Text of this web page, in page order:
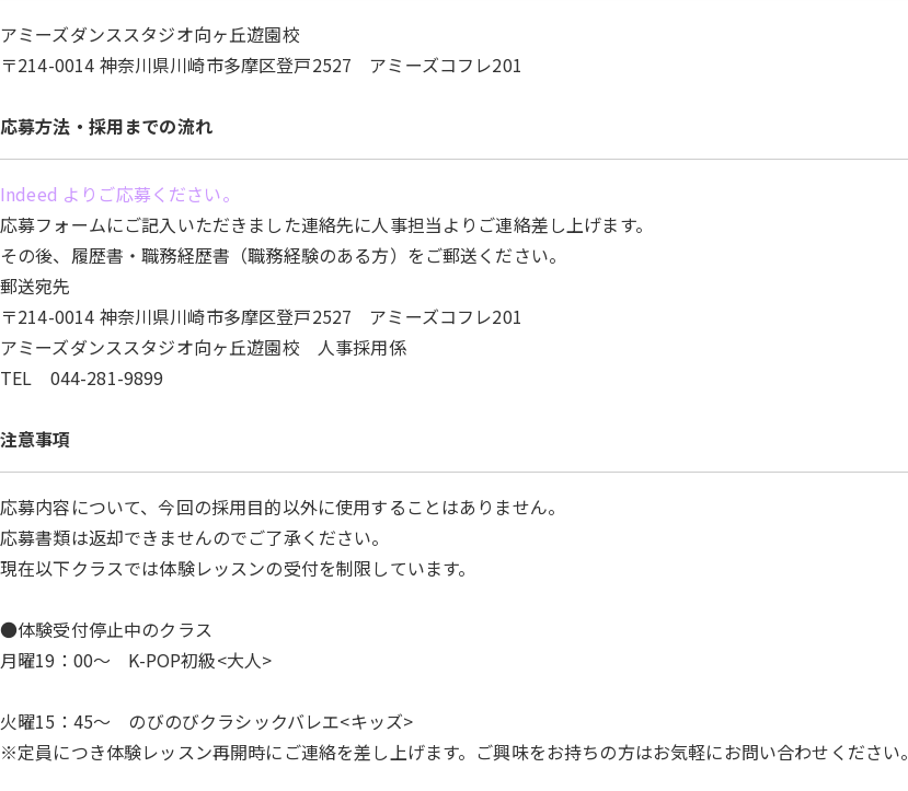
アミーズダンススタジオ向ヶ丘遊園校
〒214-0014 神奈川県川崎市多摩区登戸2527 アミーズコフレ201
応募方法・ 採用までの流れ
Indeed よりご応募ください。
応募フォームにご記入いただきました連絡先に人事担当よりご連絡差し上げます。
その後、履歴書・職務経歴書（職務経験のある方）をご郵送ください。
郵送宛先
〒214-0014 神奈川県川崎市多摩区登戸2527 アミーズコフレ201
アミーズダンススタジオ向ヶ丘遊園校 人事採用係
TEL 044-281-9899
注意事項
応募内容について、今回の採用目的以外に使用することはありません。
応募書類は返却できませんのでご了承ください。
現在以下クラスでは体験レッスンの受付を制限しています。
●体験受付停止中のクラス
月曜19：00〜 K-POP初級<大人>
火曜15：45～ のびのびクラシックバレエ<キッズ>
※定員につき体験レッスン再開時にご連絡を差し上げます。ご興味をお持ちの方はお気軽にお問い合わせください。